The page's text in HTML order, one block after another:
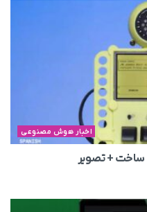
اخبار هوش مصنوعی
ساخت + تصویر